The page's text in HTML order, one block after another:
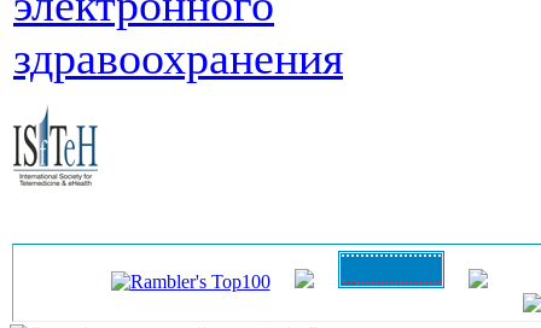
здравоохранения